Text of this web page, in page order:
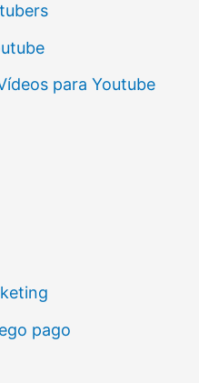
para Youtube
pago